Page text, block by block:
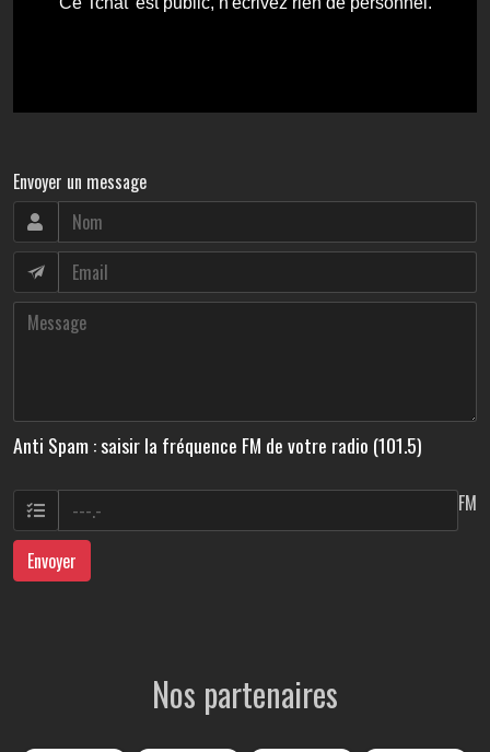
Envoyer un message
Anti Spam : saisir la fréquence FM de votre radio (101.5)
FM
Envoyer
Nos partenaires